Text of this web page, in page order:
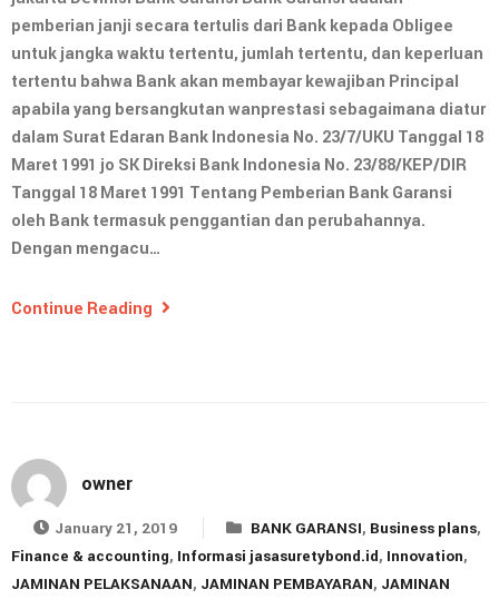
pemberian janji secara tertulis dari Bank kepada Obligee
untuk jangka waktu tertentu, jumlah tertentu, dan keperluan
tertentu bahwa Bank akan membayar kewajiban Principal
apabila yang bersangkutan wanprestasi sebagaimana diatur
dalam Surat Edaran Bank Indonesia No. 23/7/UKU Tanggal 18
Maret 1991 jo SK Direksi Bank Indonesia No. 23/88/KEP/DIR
Tanggal 18 Maret 1991 Tentang Pemberian Bank Garansi
oleh Bank termasuk penggantian dan perubahannya.
Dengan mengacu…
Continue Reading
owner
January 21, 2019 BANK GARANSI, Business plans,
Finance & accounting, Informasi jasasuretybond.id, Innovation,
JAMINAN PELAKSANAAN, JAMINAN PEMBAYARAN, JAMINAN